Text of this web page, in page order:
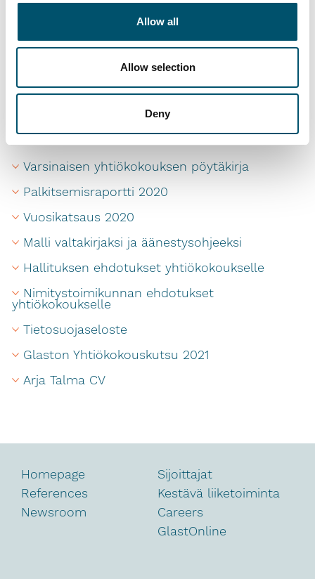
Allow all
Allow selection
Deny
tilaisuudesta, jossa toimitusjohtaja Anders
Dahlblom esitti englanninkielisen
tervehdyksensä on saatavillatästä.
Yhtiökokouksen
Varsinaisen yhtiökokouksen pöytäkirja
Palkitsemisraportti 2020
Vuosikatsaus 2020
Malli valtakirjaksi ja äänestysohjeeksi
Hallituksen ehdotukset yhtiökokoukselle
Nimitystoimikunnan ehdotukset
yhtiökokoukselle
Tietosuojaseloste
Glaston Yhtiökokouskutsu 2021
Arja Talma CV
Homepage
References
Newsroom
Sijoittajat
Kestävä liiketoiminta
Careers
GlastOnline